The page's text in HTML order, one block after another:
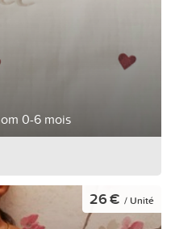
0-6 mois
26 € / Unité